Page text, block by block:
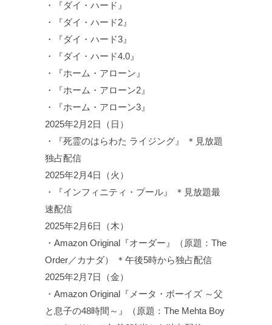
・『ダイ・ハード』
・『ダイ・ハード2』
・『ダイ・ハード3』
・『ダイ・ハード4.0』
・『ホーム・アローン』
・『ホーム・アローン2』
・『ホーム・アローン3』
2025年2月2日（日）
・『死霊のはらわた ライジング』 ＊見放題
独占配信
2025年2月4日（火）
・『インフィニティ・プール』 ＊見放題最
速配信
2025年2月6日（木）
・Amazon Original『オーダー』（原題：The
Order／カナダ） ＊午後5時から独占配信
2025年2月7日（金）
・Amazon Original『メータ・ボーイズ ～父
と息子の48時間～』（原題：The Mehta Boy